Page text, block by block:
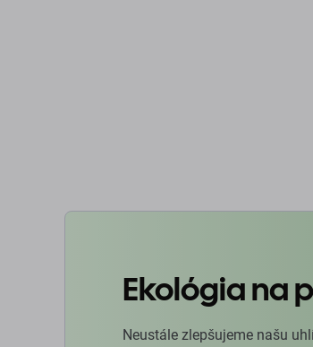
Ekológia na
Neustále zlepšujeme našu